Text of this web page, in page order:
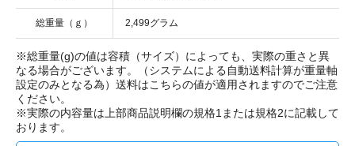
総重量（ｇ） 2,499グラム
※総重量(g)の値は容積（サイズ）によっても、実際の重さと異
なる場合がございます。（システムによる自動送料計算が重量軸
設定のみとなる為）送料はこちらの値が適用されますのでご注意
ください。
※実際の内容量は上部商品説明欄の規格1または規格2に記載して
おります。